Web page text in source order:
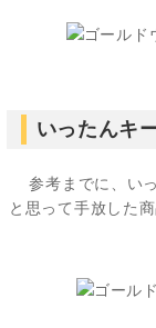
いったんキ
参考までに、い
と思って手放した